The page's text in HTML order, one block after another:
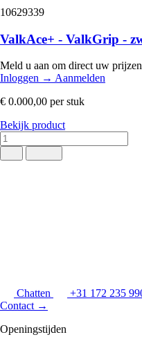
10629339
ValkAce+ - ValkGrip -
Meld u aan om direct uw
Inloggen → Aanmelden
€ 0.000,00 per stuk
Bekijk product
Chatten +31 172 235
Contact →
Openingstijden